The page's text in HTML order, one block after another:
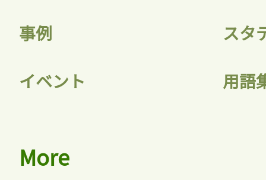
事例 スタ
イベント 用語
More